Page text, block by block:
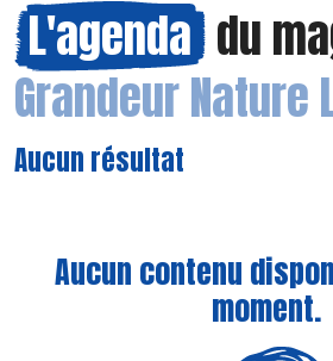
L'agenda du
Grandeur Nature
Aucun résultat
Aucun contenu
moment.